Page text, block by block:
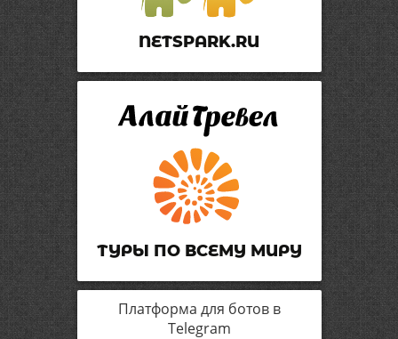
NETSPARK.RU
ТУРЫ ПО ВСЕМУ МИРУ
Платформа для ботов в
Telegram